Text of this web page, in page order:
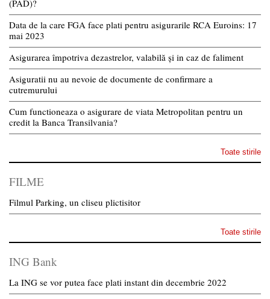
(PAD)?
Data de la care FGA face plati pentru asigurarile RCA Euroins: 17
mai 2023
Asigurarea împotriva dezastrelor, valabilă și in caz de faliment
Asiguratii nu au nevoie de documente de confirmare a
cutremurului
Cum functioneaza o asigurare de viata Metropolitan pentru un
credit la Banca Transilvania?
Toate stirile
FILME
Filmul Parking, un cliseu plictisitor
Toate stirile
ING Bank
La ING se vor putea face plati instant din decembrie 2022